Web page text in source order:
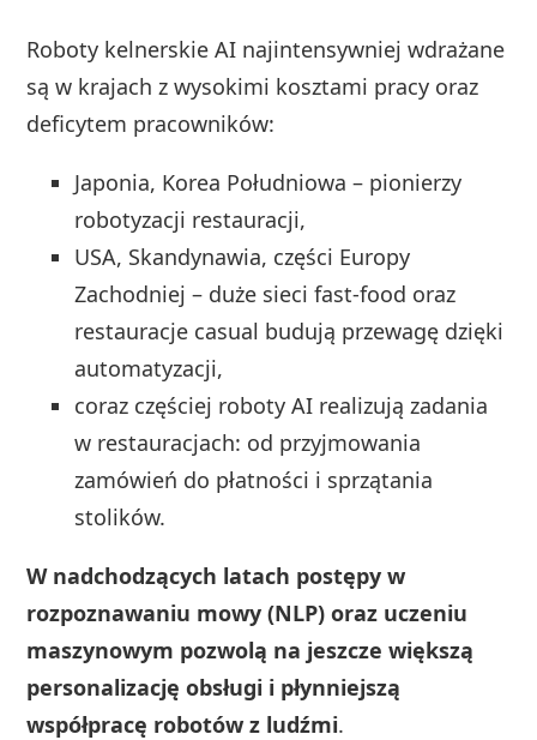
Roboty kelnerskie AI najintensywniej wdrażane
są w krajach z wysokimi kosztami pracy oraz
deficytem pracowników:
Japonia, Korea Południowa – pionierzy
robotyzacji restauracji,
USA, Skandynawia, części Europy
Zachodniej – duże sieci fast-food oraz
restauracje casual budują przewagę dzięki
automatyzacji,
coraz częściej roboty AI realizują zadania
w restauracjach: od przyjmowania
zamówień do płatności i sprzątania
stolików.
W nadchodzących latach postępy w
rozpoznawaniu mowy (NLP) oraz uczeniu
maszynowym pozwolą na jeszcze większą
personalizację obsługi i płynniejszą
współpracę robotów z ludźmi.